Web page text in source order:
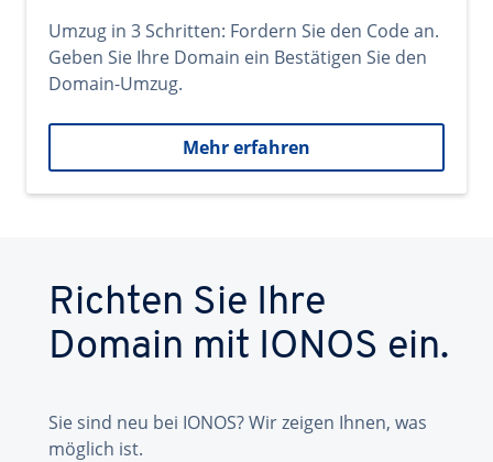
Umzug in 3 Schritten: Fordern Sie den Code an.
Geben Sie Ihre Domain ein Bestätigen Sie den
Domain-Umzug.
Mehr erfahren
Richten Sie Ihre
Domain mit IONOS ein.
Sie sind neu bei IONOS? Wir zeigen Ihnen, was
möglich ist.